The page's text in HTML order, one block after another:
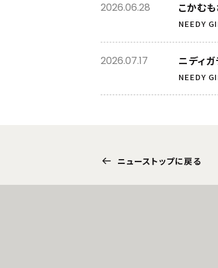
こかむ
NEEDY
2026.06.28
ニディ
NEEDY
2026.07.17
ニューストップに戻る